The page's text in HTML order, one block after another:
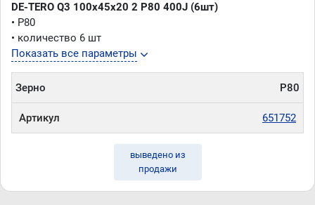
DE-TERO Q3 100х45х20 2 P80 400J (6шт)
• P80
• количество 6 шт
Показать все параметры
Зерно P80
Артикул 651752
выведено из
продажи